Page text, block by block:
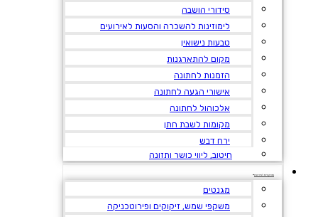
סידורי הושבה
לימוזינות להשכרה והסעות לאירועים
טבעות נישואין
מקום להתארגנות
הזמנות לחתונה
אישורי הגעה לחתונה
אלכוהול לחתונה
מקומות לשבת חתן
ירח דבש
חיטוב, ליווי כושר ותזונה
אטרקציות לאירועים
מגנטים
משקפי שמש, זיקוקים ופירוטכניקה